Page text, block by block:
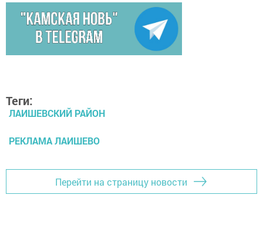
Теги:
ЛАИШЕВСКИЙ РАЙОН
РЕКЛАМА ЛАИШЕВО
Перейти на страницу новости